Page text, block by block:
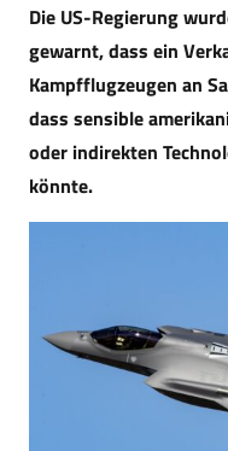
Die US-Regierung
gewarnt, dass ein
Kampfflugzeugen an
dass sensible
oder indirekten
könnte.